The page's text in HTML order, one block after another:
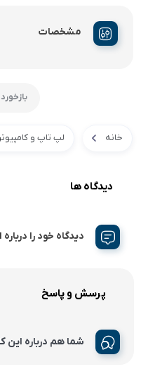
مشخصات
بازخورد
خانه لپ تاپ و کامپیوتر
دیدگاه ها
دیدگاه خود را
پرسش و پاسخ
شما هم درباره این